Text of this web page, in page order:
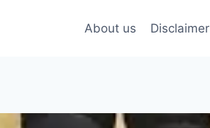
About us Disclaimer